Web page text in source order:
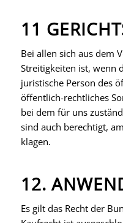
11
Bei allen sich aus dem
Streitigkeiten ist, wenn
juristische Person des
öffentlich-rechtliches
bei dem für uns
sind auch berechtigt,
klagen.
12.
Es gilt das Recht der